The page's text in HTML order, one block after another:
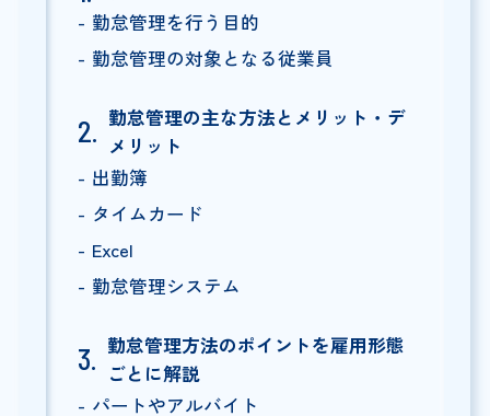
勤怠管理を行う目的
勤怠管理の対象となる従業員
勤怠管理の主な方法とメリット・デ
メリット
出勤簿
タイムカード
Excel
勤怠管理システム
勤怠管理方法のポイントを雇用形態
ごとに解説
パートやアルバイト